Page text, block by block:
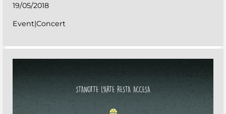
19/05/2018
Event|Concert